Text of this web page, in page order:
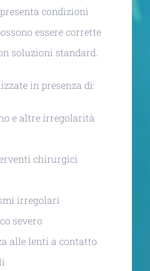
condizioni
essere corrette
soluzioni standard.
in presenza di:
e altre irregolarità
chirurgici
irregolari
severo
alle lenti a contatto